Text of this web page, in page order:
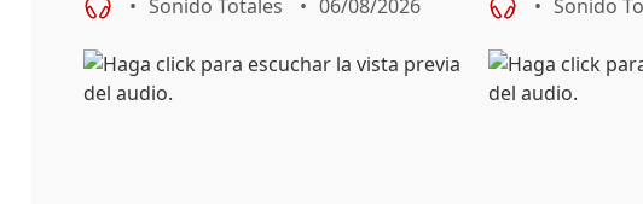
Sonido Totales 06/08/2026 Sonido